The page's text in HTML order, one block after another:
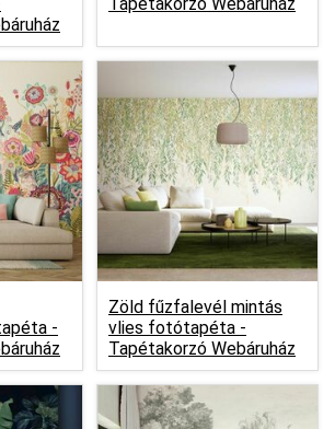
-
Zöld fűzfalevél mintás
vlies fotótapéta -
Tapétakorzó Webáruház